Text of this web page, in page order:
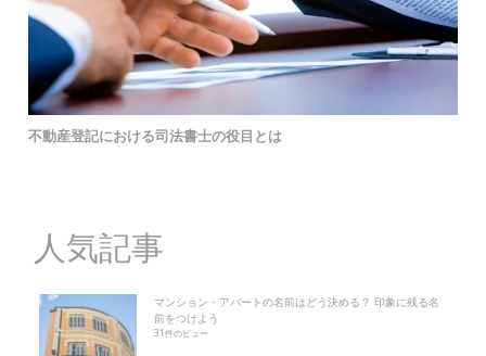
不動産登記における司法書士の役目とは
人気記事
マンション・アパートの名前はどう決める？ 印象に残る名
前をつけよう
31件のビュー